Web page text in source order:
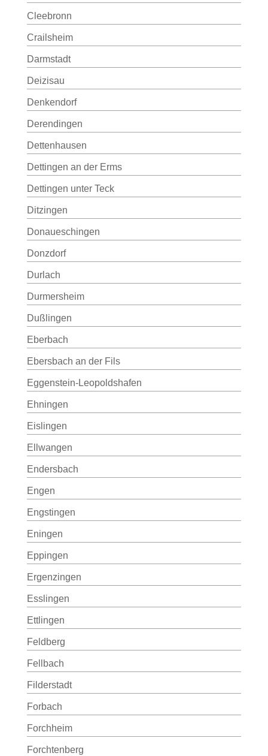
Cleebronn
Crailsheim
Darmstadt
Deizisau
Denkendorf
Derendingen
Dettenhausen
Dettingen an der Erms
Dettingen unter Teck
Ditzingen
Donaueschingen
Donzdorf
Durlach
Durmersheim
Dußlingen
Eberbach
Ebersbach an der Fils
Eggenstein-Leopoldshafen
Ehningen
Eislingen
Ellwangen
Endersbach
Engen
Engstingen
Eningen
Eppingen
Ergenzingen
Esslingen
Ettlingen
Feldberg
Fellbach
Filderstadt
Forbach
Forchheim
Forchtenberg